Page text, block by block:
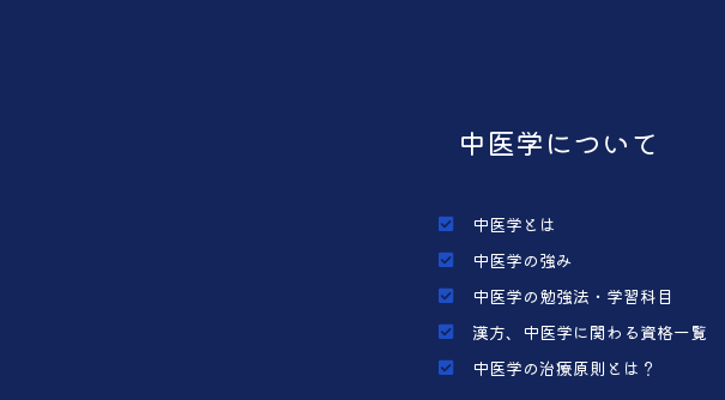
中医学について
中医学とは
中医学の強み
中医学の勉強法・学習科目
漢方、中医学に関わる資格一覧
中医学の治療原則とは？